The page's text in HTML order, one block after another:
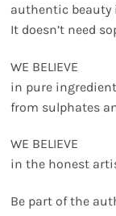
authentic beauty
It doesn’t need
WE BELIEVE
in pure
from sulphates
WE BELIEVE
in the honest
Be part of the